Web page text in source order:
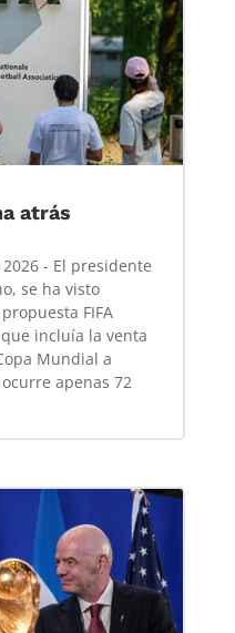
atrás
2026 - El presidente
se ha visto
FIFA
que incluía la venta
Mundial a
apenas 72